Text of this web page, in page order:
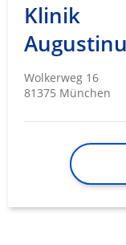
Klinik
Wolkerweg 16
81375 München